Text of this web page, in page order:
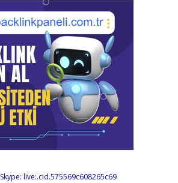
Skype: live:.cid.575569c608265c69